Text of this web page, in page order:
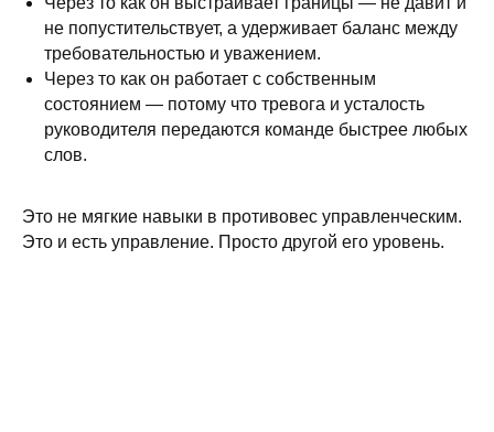
не попустительствует, а удерживает баланс между
требовательностью и уважением.
Через то как он работает с собственным
состоянием — потому что тревога и усталость
руководителя передаются команде быстрее любых
слов.
Это не мягкие навыки в противовес управленческим.
Это и есть управление. Просто другой его уровень.